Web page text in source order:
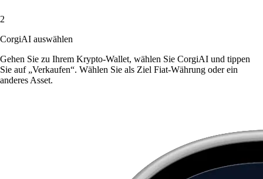
2
CorgiAI auswählen
Gehen Sie zu Ihrem Krypto-Wallet, wählen Sie CorgiAI und tippen
Sie auf „Verkaufen“. Wählen Sie als Ziel Fiat-Währung oder ein
anderes Asset.